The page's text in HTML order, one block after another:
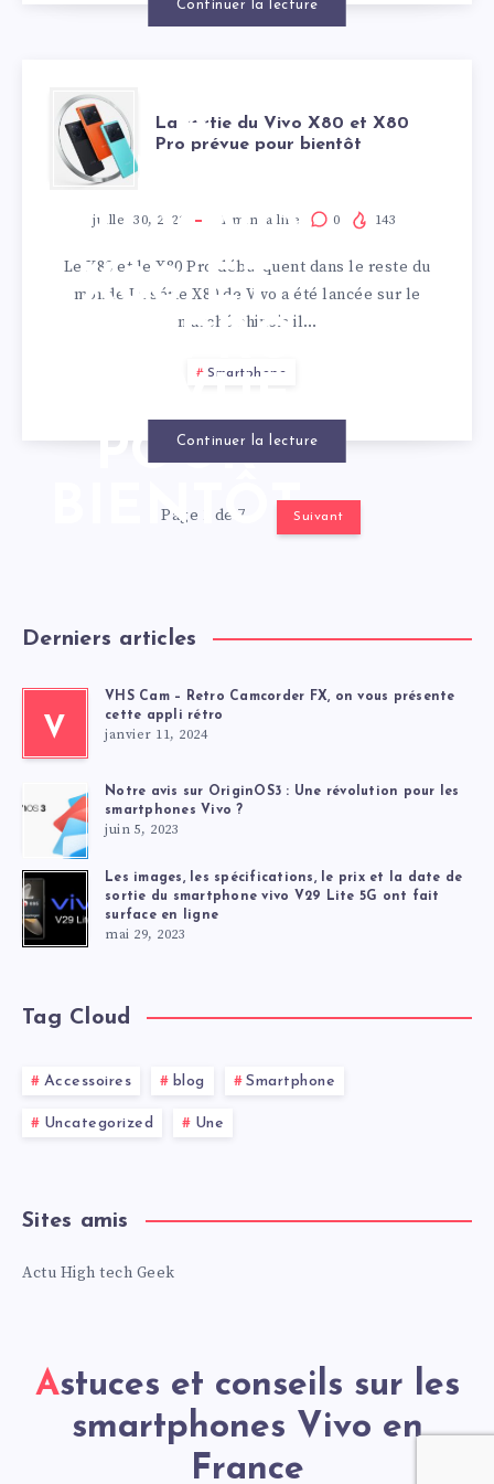
Continuer la lecture
LA
SORTIE
DU VIVO
X80 ET
X80 PRO
POUR
BIENTÔT
La sortie du Vivo X80 et X80
Pro prévue pour bientôt
juillet 30, 2022 1 min. à lire 0 143
Le X80 et le X80 Pro débarquent dans le reste du
monde La série X80 de Vivo a été lancée sur le
marché chinois il…
Smartphone
Continuer la lecture
Page 1 de 7 Suivant
Derniers articles
V
VHS Cam – Retro Camcorder FX, on vous présente
cette appli rétro
janvier 11, 2024
Notre avis sur OriginOS3 : Une révolution pour les
smartphones Vivo ?
juin 5, 2023
Les images, les spécifications, le prix et la date de
sortie du smartphone vivo V29 Lite 5G ont fait
surface en ligne
mai 29, 2023
Tag Cloud
Accessoires blog Smartphone
Uncategorized Une
Sites amis
Actu High tech Geek
Astuces et conseils sur les
smartphones Vivo en
France